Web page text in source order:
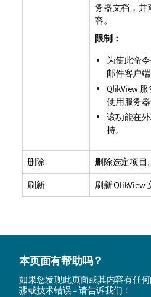
务器文档，并
容。
限制：
为使此命
邮件客户端
QlikView
使用服务器
该功能在
持。
删除 删除选定项目。
刷新 刷新 QlikView
本页面有帮助吗？
如果您发现此页面或其内容有任
骤或技术错误 – 请告诉我们！